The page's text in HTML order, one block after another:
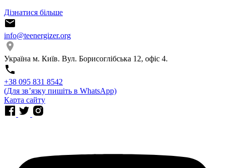
Дізнатися більше
info@teenergizer.org
Україна м. Київ. Вул. Борисоглібська 12, офіс 4.
⁨+38 095 831 8542⁩
(Для звʼязку пишіть в WhatsApp)
Карта сайту